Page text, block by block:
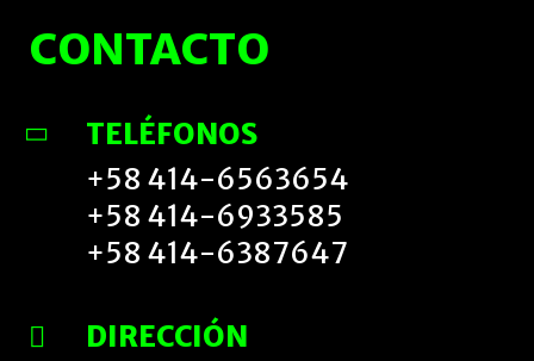
CONTACTO
TELÉFONOS
+58 414-6563654
+58 414-6933585
+58 414-6387647
DIRECCIÓN